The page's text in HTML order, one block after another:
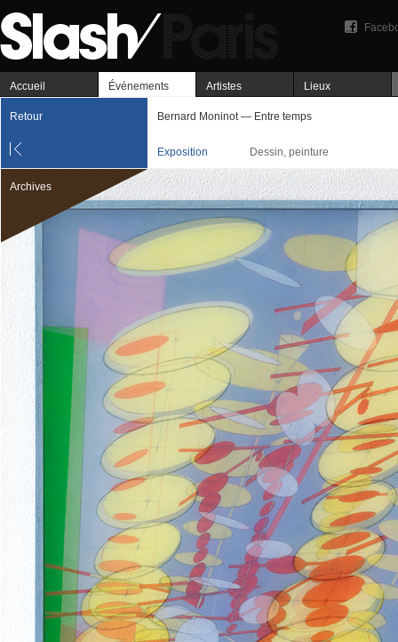
Accueil Événements Artistes Lieux
Retour Bernard Moninot — Entre temps
Exposition Dessin, peinture
Archives